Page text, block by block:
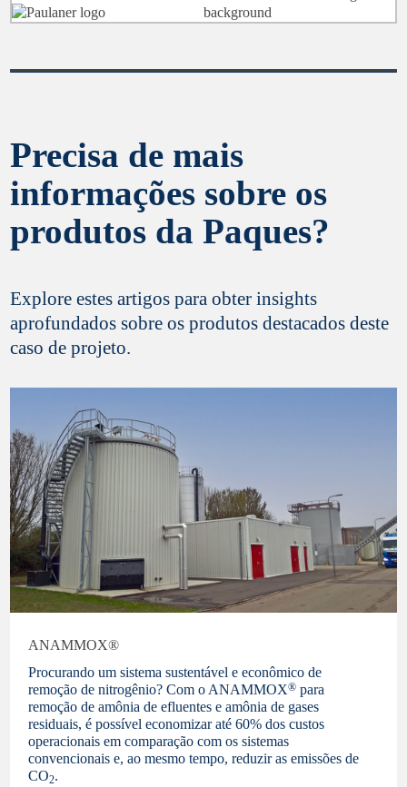
Precisa de mais
informações sobre os
produtos da Paques?
Explore estes artigos para obter insights
aprofundados sobre os produtos destacados deste
caso de projeto.
ANAMMOX®
Procurando um sistema sustentável e econômico de
remoção de nitrogênio? Com o ANAMMOX® para
remoção de amônia de efluentes e amônia de gases
residuais, é possível economizar até 60% dos custos
operacionais em comparação com os sistemas
convencionais e, ao mesmo tempo, reduzir as emissões de
CO2.